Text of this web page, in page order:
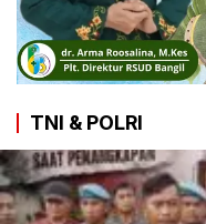
TNI & POLRI